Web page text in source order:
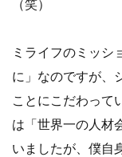
（笑）
ミライフのミッシ
に」なのですが、
ことにこだわって
は「世界一の人材
いましたが、僕自